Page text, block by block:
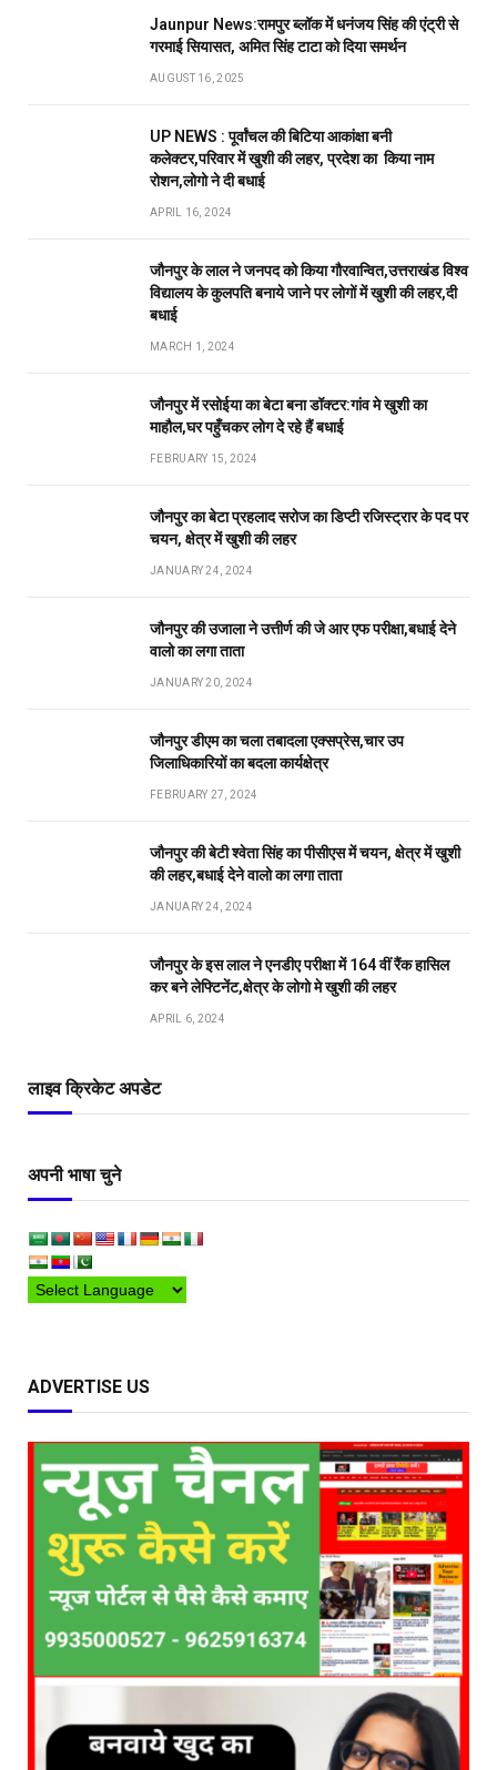
Jaunpur News:रामपुर ब्लॉक में धनंजय सिंह की एंट्री से
गरमाई सियासत, अमित सिंह टाटा को दिया समर्थन
AUGUST 16, 2025
UP NEWS : पूर्वांचल की बिटिया आकांक्षा बनी
कलेक्टर,परिवार में खुशी की लहर, प्रदेश का किया नाम
रोशन,लोगो ने दी बधाई
APRIL 16, 2024
जौनपुर के लाल ने जनपद को किया गौरवान्वित,उत्तराखंड विश्व
विद्यालय के कुलपति बनाये जाने पर लोगों में खुशी की लहर,दी
बधाई
MARCH 1, 2024
जौनपुर में रसोईया का बेटा बना डॉक्टर:गांव मे खुशी का
माहौल,घर पहुँचकर लोग दे रहे हैं बधाई
FEBRUARY 15, 2024
जौनपुर का बेटा प्रहलाद सरोज का डिप्टी रजिस्ट्रार के पद पर
चयन, क्षेत्र में खुशी की लहर
JANUARY 24, 2024
जौनपुर की उजाला ने उत्तीर्ण की जे आर एफ परीक्षा,बधाई देने
वालो का लगा ताता
JANUARY 20, 2024
जौनपुर डीएम का चला तबादला एक्सप्रेस,चार उप
जिलाधिकारियों का बदला कार्यक्षेत्र
FEBRUARY 27, 2024
जौनपुर की बेटी श्वेता सिंह का पीसीएस में चयन, क्षेत्र में खुशी
की लहर,बधाई देने वालो का लगा ताता
JANUARY 24, 2024
जौनपुर के इस लाल ने एनडीए परीक्षा में 164 वीं रैंक हासिल
कर बने लेफ्टिनेंट,क्षेत्र के लोगो मे खुशी की लहर
APRIL 6, 2024
लाइव क्रिकेट अपडेट
अपनी भाषा चुने
ADVERTISE US